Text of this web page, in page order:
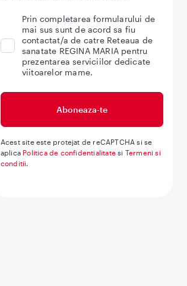
Prin completarea formularului de
mai sus sunt de acord sa fiu
contactat/a de catre Reteaua de
sanatate REGINA MARIA pentru
prezentarea serviciilor dedicate
viitoarelor mame.
Acest site este protejat de reCAPTCHA si se
aplica Politica de confidentialitate si Termeni si
conditii